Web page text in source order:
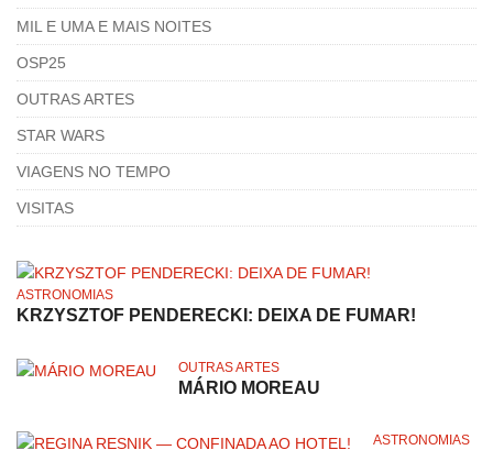
MIL E UMA E MAIS NOITES
OSP25
OUTRAS ARTES
STAR WARS
VIAGENS NO TEMPO
VISITAS
ASTRONOMIAS
KRZYSZTOF PENDERECKI: DEIXA DE FUMAR!
OUTRAS ARTES
MÁRIO MOREAU
ASTRONOMIAS